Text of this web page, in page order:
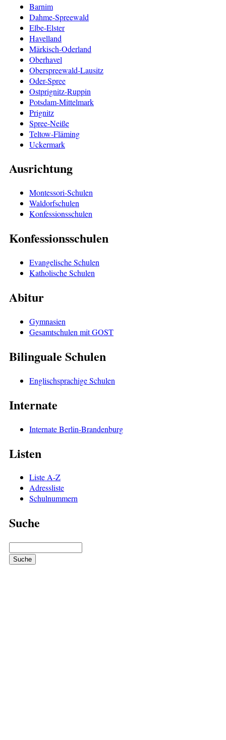
Barnim
Dahme-Spreewald
Elbe-Elster
Havelland
Märkisch-Oderland
Oberhavel
Oberspreewald-Lausitz
Oder-Spree
Ostprignitz-Ruppin
Potsdam-Mittelmark
Prignitz
Spree-Neiße
Teltow-Fläming
Uckermark
Ausrichtung
Montessori-Schulen
Waldorfschulen
Konfessionsschulen
Konfessionsschulen
Evangelische Schulen
Katholische Schulen
Abitur
Gymnasien
Gesamtschulen mit GOST
Bilinguale Schulen
Englischsprachige Schulen
Internate
Internate Berlin-Brandenburg
Listen
Liste A-Z
Adressliste
Schulnummern
Suche